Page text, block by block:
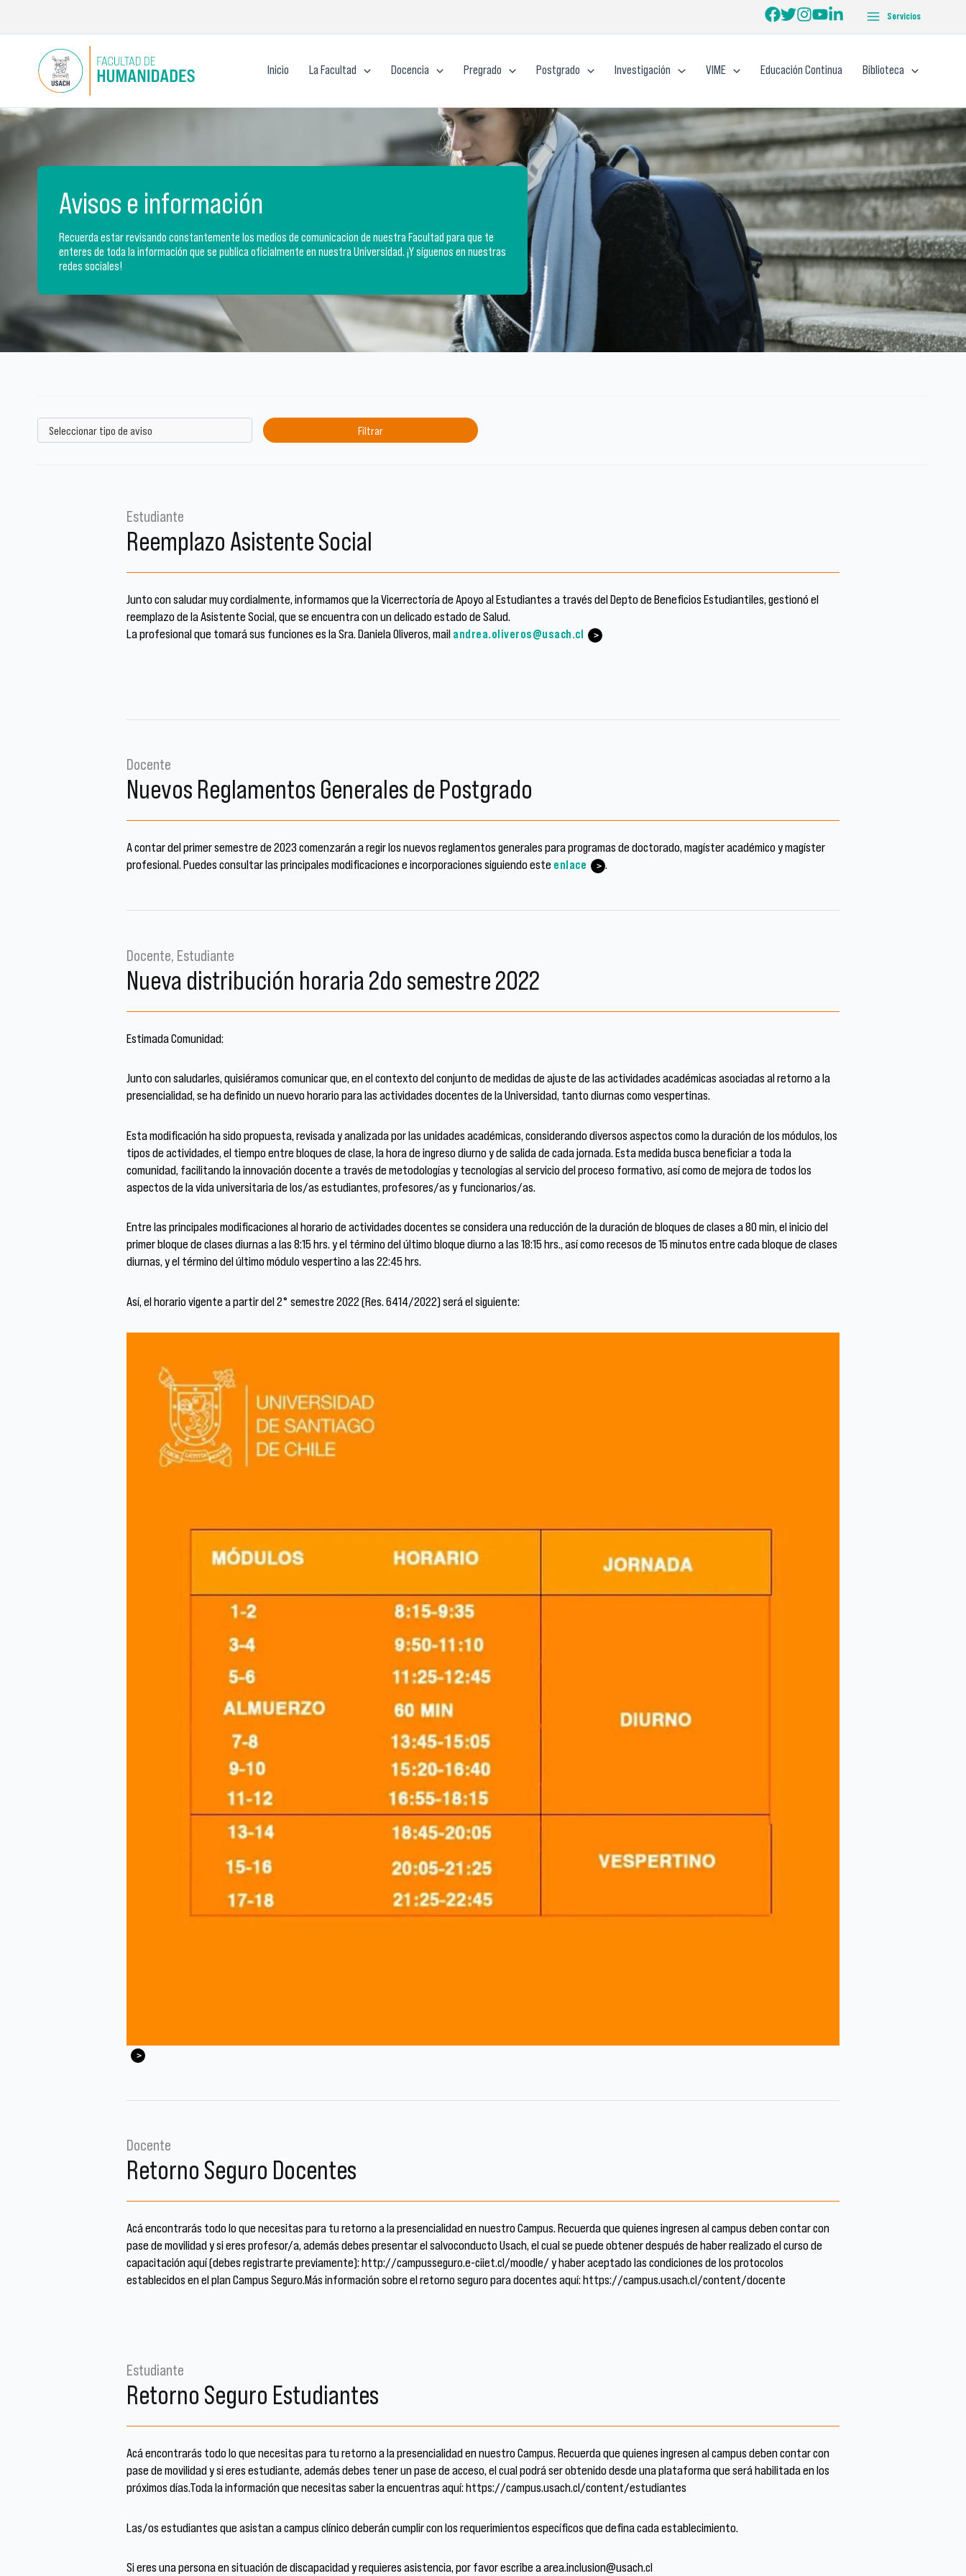
Servicios
Inicio La Facultad Docencia Pregrado Postgrado Investigación VIME Educación Continua Biblioteca
Avisos e información
Recuerda estar revisando constantemente los medios de comunicacion de nuestra Facultad para que te
enteres de toda la información que se publica oficialmente en nuestra Universidad. ¡Y síguenos en nuestras
redes sociales!
Estudiante
Reemplazo Asistente Social
Junto con saludar muy cordialmente, informamos que la Vicerrectoría de Apoyo al Estudiantes a través del Depto de Beneficios Estudiantiles, gestionó el
reemplazo de la Asistente Social, que se encuentra con un delicado estado de Salud.
La profesional que tomará sus funciones es la Sra. Daniela Oliveros, mail andrea.oliveros@usach.cl
Docente
Nuevos Reglamentos Generales de Postgrado
A contar del primer semestre de 2023 comenzarán a regir los nuevos reglamentos generales para programas de doctorado, magíster académico y magíster
profesional. Puedes consultar las principales modificaciones e incorporaciones siguiendo este enlace .
Docente, Estudiante
Nueva distribución horaria 2do semestre 2022
Estimada Comunidad:
Junto con saludarles, quisiéramos comunicar que, en el contexto del conjunto de medidas de ajuste de las actividades académicas asociadas al retorno a la
presencialidad, se ha definido un nuevo horario para las actividades docentes de la Universidad, tanto diurnas como vespertinas.
Esta modificación ha sido propuesta, revisada y analizada por las unidades académicas, considerando diversos aspectos como la duración de los módulos, los
tipos de actividades, el tiempo entre bloques de clase, la hora de ingreso diurno y de salida de cada jornada. Esta medida busca beneficiar a toda la
comunidad, facilitando la innovación docente a través de metodologías y tecnologías al servicio del proceso formativo, así como de mejora de todos los
aspectos de la vida universitaria de los/as estudiantes, profesores/as y funcionarios/as.
Entre las principales modificaciones al horario de actividades docentes se considera una reducción de la duración de bloques de clases a 80 min, el inicio del
primer bloque de clases diurnas a las 8:15 hrs. y el término del último bloque diurno a las 18:15 hrs., así como recesos de 15 minutos entre cada bloque de clases
diurnas, y el término del último módulo vespertino a las 22:45 hrs.
Así, el horario vigente a partir del 2° semestre 2022 (Res. 6414/2022) será el siguiente:
Docente
Retorno Seguro Docentes
Acá encontrarás todo lo que necesitas para tu retorno a la presencialidad en nuestro Campus. Recuerda que quienes ingresen al campus deben contar con
pase de movilidad y si eres profesor/a, además debes presentar el salvoconducto Usach, el cual se puede obtener después de haber realizado el curso de
capacitación aquí (debes registrarte previamente): http://campusseguro.e-ciiet.cl/moodle/ y haber aceptado las condiciones de los protocolos
establecidos en el plan Campus Seguro.Más información sobre el retorno seguro para docentes aquí: https://campus.usach.cl/content/docente
Estudiante
Retorno Seguro Estudiantes
Acá encontrarás todo lo que necesitas para tu retorno a la presencialidad en nuestro Campus. Recuerda que quienes ingresen al campus deben contar con
pase de movilidad y si eres estudiante, además debes tener un pase de acceso, el cual podrá ser obtenido desde una plataforma que será habilitada en los
próximos días.Toda la información que necesitas saber la encuentras aquí: https://campus.usach.cl/content/estudiantes
Las/os estudiantes que asistan a campus clínico deberán cumplir con los requerimientos específicos que defina cada establecimiento.
Si eres una persona en situación de discapacidad y requieres asistencia, por favor escribe a area.inclusion@usach.cl